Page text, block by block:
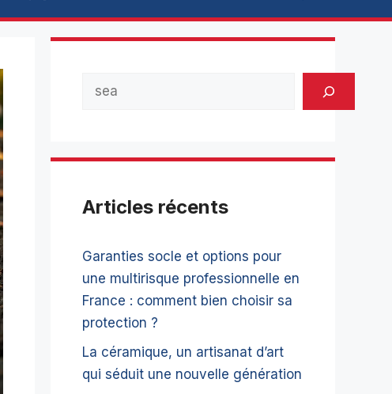
Articles récents
Garanties socle et options pour
une multirisque professionnelle en
France : comment bien choisir sa
protection ?
La céramique, un artisanat d’art
qui séduit une nouvelle génération